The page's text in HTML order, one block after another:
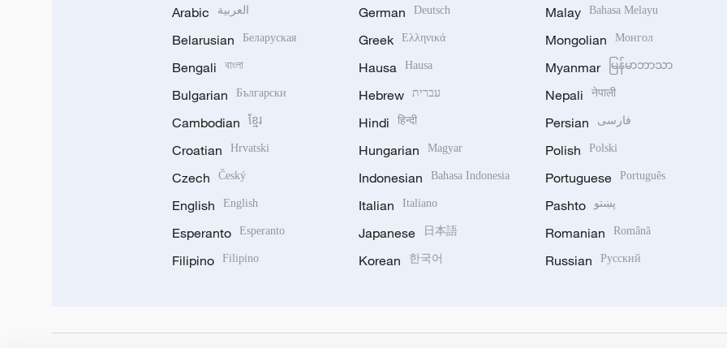
Arabic العربية
Belarusian Беларуская
Bengali বাংলা
Bulgarian Български
Cambodian ខ្មែរ
Croatian Hrvatski
Czech Český
English English
Esperanto Esperanto
Filipino Filipino
German Deutsch
Greek Ελληνικά
Hausa Hausa
Hebrew עברית
Hindi हिन्दी
Hungarian Magyar
Indonesian Bahasa Indonesia
Italian Italiano
Japanese 日本語
Korean 한국어
Malay Bahasa Melayu
Mongolian Монгол
Myanmar မြန်မာဘာသာ
Nepali नेपाली
Persian فارسی
Polish Polski
Portuguese Português
Pashto پښتو
Romanian Română
Russian Русский